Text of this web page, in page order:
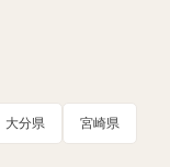
大分県 宮崎県